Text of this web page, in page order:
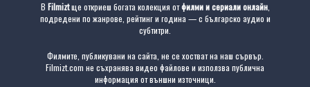
В Filmiztще откриеш богата колекция отфилми и сериали онлайн,
подредени по жанрове, рейтинг и година — с българско аудио и
субтитри.
Филмите, публикувани на сайта, не се хостват на наш сървър.
Filmizt.com не съхранява видео файлове и използва публична
информация от външни източници.